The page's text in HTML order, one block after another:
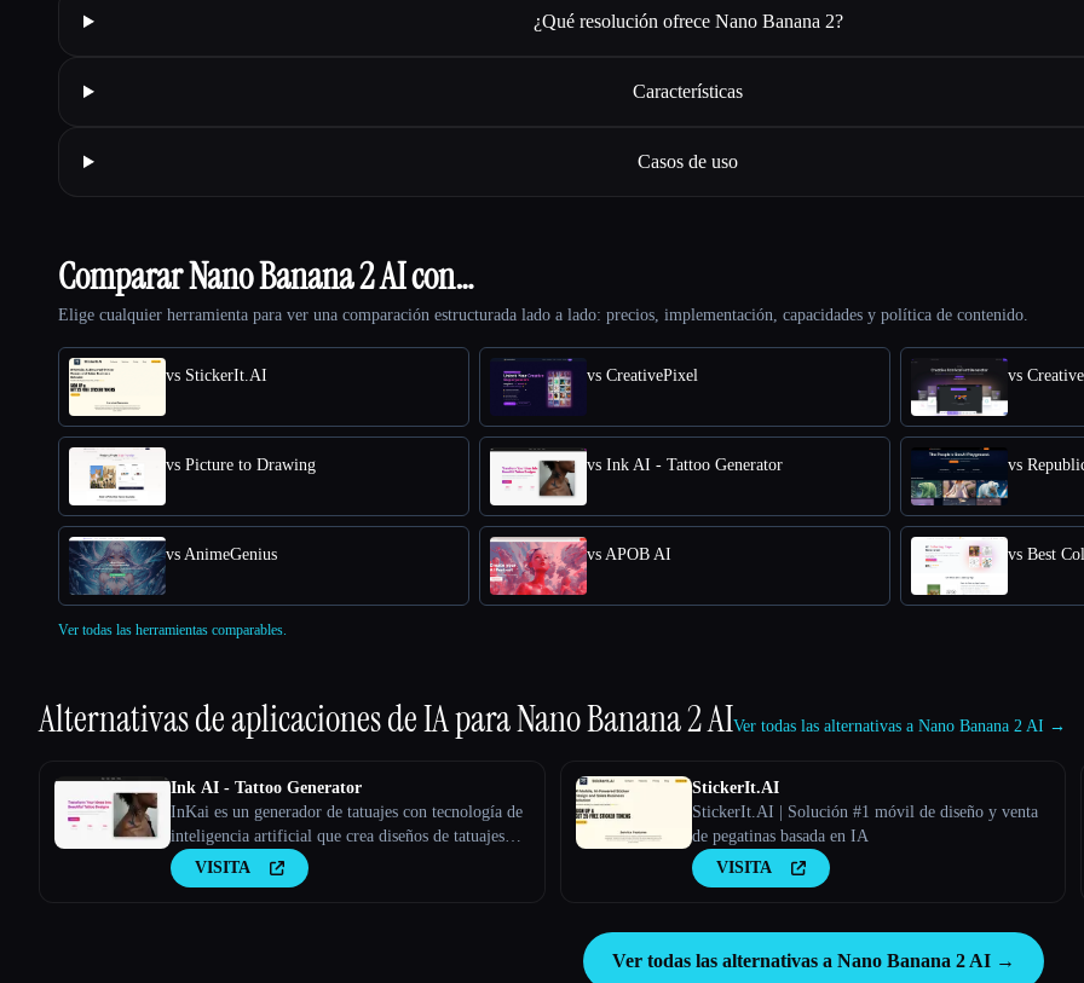
¿Qué resolución ofrece Nano Banana 2?
Características
Casos de uso
Comparar Nano Banana 2 AI con…
Elige cualquier herramienta para ver una comparación estructurada lado a lado: precios, implementación, capacidades y política de contenido.
vs StickerIt.AI vs CreativePixel vs
vs Picture to Drawing vs Ink AI - Tattoo Generator vs
vs AnimeGenius vs APOB AI vs Best
Ver todas las herramientas comparables.
Alternativas de aplicaciones de IA paraNano Banana 2 AIVer todas las alternativas a Nano Banana 2 AI →
Ink AI - Tattoo Generator
InKai es un generador de tatuajes con tecnología de
inteligencia artificial que crea diseños de tatuajes
personalizados en función de los comentarios de los
usuarios.
VISITA
StickerIt.AI
StickerIt.AI | Solución #1 móvil de diseño y venta
de pegatinas basada en IA
VISITA
Ver todas las alternativas a Nano Banana 2 AI →